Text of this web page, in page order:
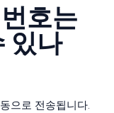
호는
있나
으로 전송됩니다.